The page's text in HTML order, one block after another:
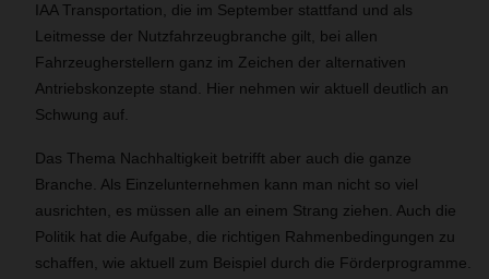
IAA Transportation, die im September stattfand und als
Leitmesse der Nutzfahrzeugbranche gilt, bei allen
Fahrzeugherstellern ganz im Zeichen der alternativen
Antriebskonzepte stand. Hier nehmen wir aktuell deutlich an
Schwung auf.
Das Thema Nachhaltigkeit betrifft aber auch die ganze
Branche. Als Einzelunternehmen kann man nicht so viel
ausrichten, es müssen alle an einem Strang ziehen. Auch die
Politik hat die Aufgabe, die richtigen Rahmenbedingungen zu
schaffen, wie aktuell zum Beispiel durch die Förderprogramme.